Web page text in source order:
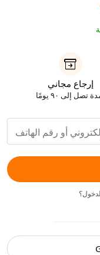
إرجاع مجاني
تصل إلى ٩٠ يومًا